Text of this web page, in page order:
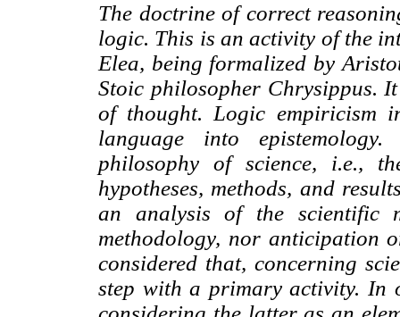
The doctrine of correct
logic. This is an activity of the
Elea, being formalized by
Stoic philosopher Chrysippus.
of thought. Logic empiricism
language into
philosophy of science, i.e.,
hypotheses, methods, and
an analysis of the scientific
methodology, nor anticipation
considered that, concerning
step with a primary activity. In